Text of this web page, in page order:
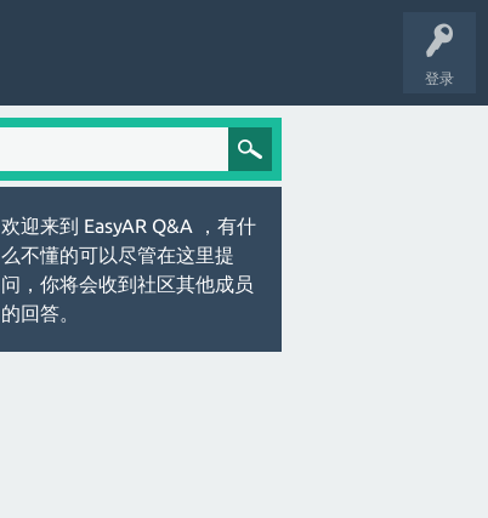
登录
欢迎来到 EasyAR Q&A ，有什
么不懂的可以尽管在这里提
问，你将会收到社区其他成员
的回答。